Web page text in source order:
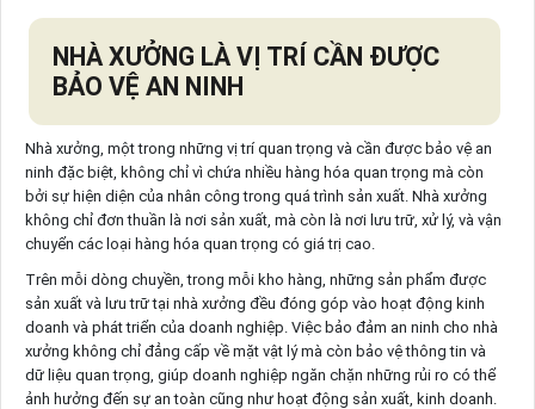
NHÀ XƯỞNG LÀ VỊ TRÍ CẦN ĐƯỢC
BẢO VỆ AN NINH
Nhà xưởng, một trong những vị trí quan trọng và cần được bảo vệ an
ninh đặc biệt, không chỉ vì chứa nhiều hàng hóa quan trọng mà còn
bởi sự hiện diện của nhân công trong quá trình sản xuất. Nhà xưởng
không chỉ đơn thuần là nơi sản xuất, mà còn là nơi lưu trữ, xử lý, và vận
chuyển các loại hàng hóa quan trọng có giá trị cao.
Trên mỗi dòng chuyền, trong mỗi kho hàng, những sản phẩm được
sản xuất và lưu trữ tại nhà xưởng đều đóng góp vào hoạt động kinh
doanh và phát triển của doanh nghiệp. Việc bảo đảm an ninh cho nhà
xưởng không chỉ đẳng cấp về mặt vật lý mà còn bảo vệ thông tin và
dữ liệu quan trọng, giúp doanh nghiệp ngăn chặn những rủi ro có thể
ảnh hưởng đến sự an toàn cũng như hoạt động sản xuất, kinh doanh.